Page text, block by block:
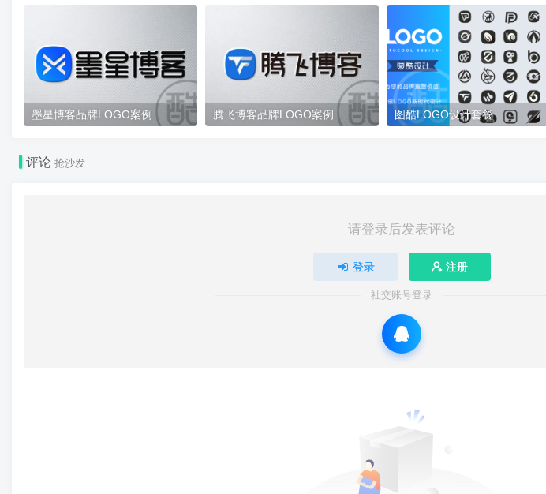
墨星博客品牌LOGO案例 腾飞博客品牌LOGO案例 图酷LOGO设计套餐
评论抢沙发
请登录后发表评论
登录 注册
社交账号登录